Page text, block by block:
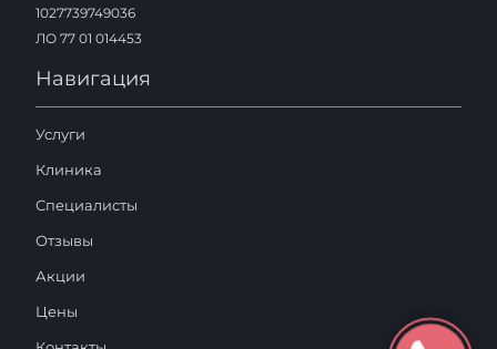
1027739749036
ЛО 77 01 014453
Навигация
Услуги
Клиника
Специалисты
Отзывы
Акции
Цены